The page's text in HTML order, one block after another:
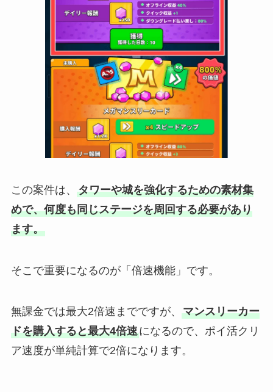
この案件は、 タワーや城を強化するための素材集
めで、何度も同じステージを周回する必要があり
ます。
そこで重要になるのが「倍速機能」です。
無課金では最大2倍速までですが、 マンスリーカー
ドを購入すると最大4倍速になるので、ポイ活クリ
ア速度が単純計算で2倍になります。